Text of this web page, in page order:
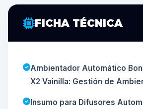
FICHA TÉCNICA
Ambientador Automático
X2 Vainilla: Gestión de
Insumo para Difusores